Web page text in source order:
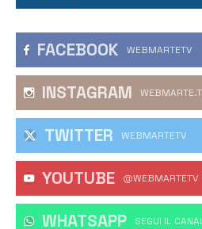
FACEBOOK WEBMARTETV
INSTAGRAM
TWITTER WEBMARTETV
YOUTUBE @WEBMARTETV
WHATSAPP ‎SEGUI IL